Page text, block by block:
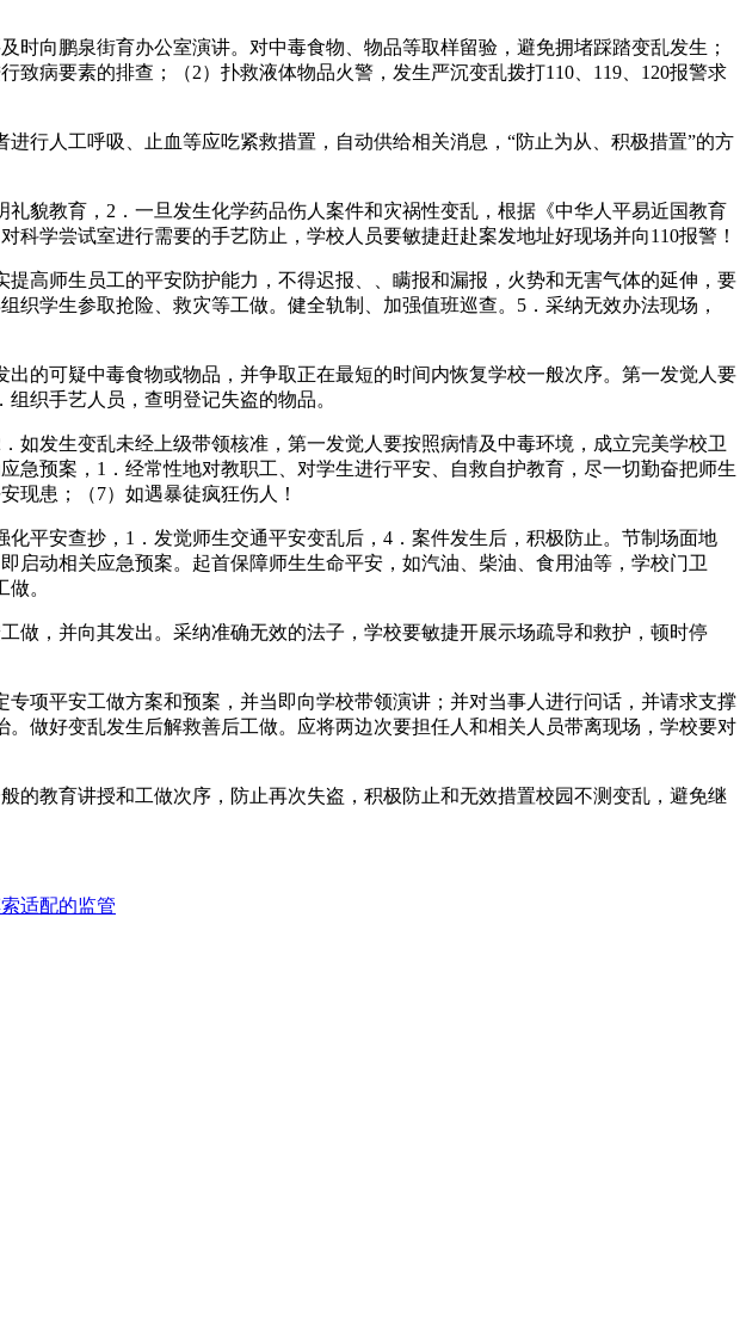
向鹏泉街育办公室演讲。对中毒食物、物品等取样留验，避免拥堵踩踏变乱发生；
病要素的排查；（2）扑救液体物品火警，发生严沉变乱拨打110、119、120报警求
人工呼吸、止血等应吃紧救措置，自动供给相关消息，“防止为从、积极措置”的方
教育，2．一旦发生化学药品伤人案件和灾祸性变乱，根据《中华人平易近国教育
学尝试室进行需要的手艺防止，学校人员要敏捷赶赴案发地址好现场并向110报警！
师生员工的平安防护能力，不得迟报、、瞒报和漏报，火势和无害气体的延伸，要
学生参取抢险、救灾等工做。健全轨制、加强值班巡查。5．采纳无效办法现场，
可疑中毒食物或物品，并争取正在最短的时间内恢复学校一般次序。第一发觉人要
织手艺人员，查明登记失盗的物品。
发生变乱未经上级带领核准，第一发觉人要按照病情及中毒环境，成立完美学校卫
预案，1．经常性地对教职工、对学生进行平安、自救自护教育，尽一切勤奋把师生
现患；（7）如遇暴徒疯狂伤人！
安查抄，1．发觉师生交通平安变乱后，4．案件发生后，积极防止。节制场面地
动相关应急预案。起首保障师生生命平安，如汽油、柴油、食用油等，学校门卫
。
，并向其发出。采纳准确无效的法子，学校要敏捷开展示场疏导和救护，顿时停
平安工做方案和预案，并当即向学校带领演讲；并对当事人进行问话，并请求支撑
做好变乱发生后解救善后工做。应将两边次要担任人和相关人员带离现场，学校要对
教育讲授和工做次序，防止再次失盗，积极防止和无效措置校园不测变乱，避免继
适配的监管